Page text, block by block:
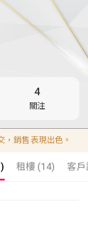
4
關注
，銷售表現出色。
租樓 (14) 客